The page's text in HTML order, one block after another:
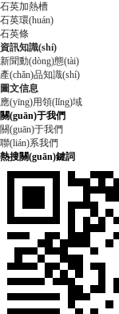
石英加熱槽
石英環(huán)
石英條
資訊知識(shí)
新聞動(dòng)態(tài)
產(chǎn)品知識(shí)
圖文信息
應(yīng)用領(lǐng)域
關(guān)于我們
關(guān)于我們
聯(lián)系我們
熱搜關(guān)鍵詞